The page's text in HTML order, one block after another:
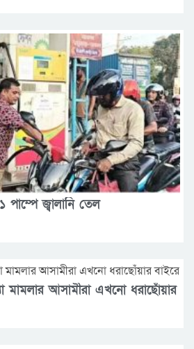
পাম্পে জ্বালানি তেল
মামলার আসামীরা এখনো ধরাছোঁয়ার